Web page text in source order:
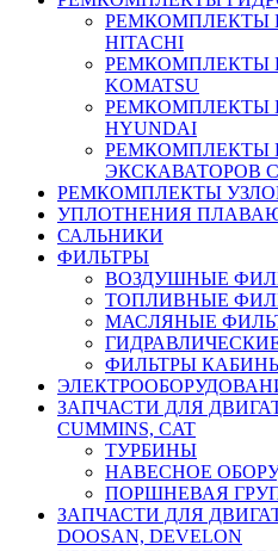
РЕМКОМПЛЕКТЫ
HITACHI
РЕМКОМПЛЕКТЫ
KOMATSU
РЕМКОМПЛЕКТЫ
HYUNDAI
РЕМКОМПЛЕКТЫ
ЭКСКАВАТОРОВ
РЕМКОМПЛЕКТЫ
УПЛОТНЕНИЯ
САЛЬНИКИ
ФИЛЬТРЫ
ВОЗДУШНЫЕ
ТОПЛИВНЫЕ
МАСЛЯНЫЕ
ФИЛЬТРЫ
ЗАПЧАСТИ ДЛЯ
CUMMINS, CAT
ТУРБИНЫ
НАВЕСНОЕ
ПОРШНЕВАЯ
ЗАПЧАСТИ ДЛЯ
DOOSAN, DEVELON